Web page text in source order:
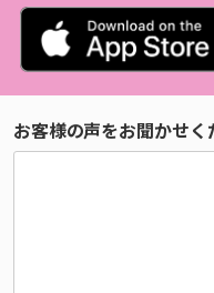
お客様の声をお聞かせく